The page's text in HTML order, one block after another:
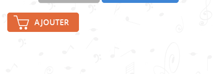
AJOUTER